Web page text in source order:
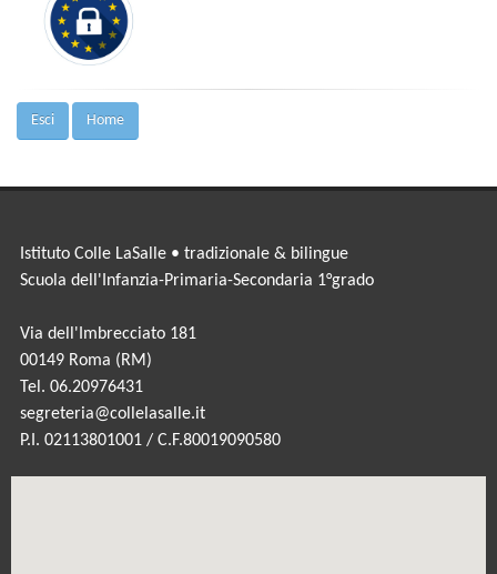
Esci Home
Istituto Colle LaSalle • tradizionale & bilingue
Scuola dell'Infanzia-Primaria-Secondaria 1°grado
Via dell'Imbrecciato 181
00149 Roma (RM)
Tel. 06.20976431
segreteria@collelasalle.it
P.I. 02113801001 / C.F.80019090580